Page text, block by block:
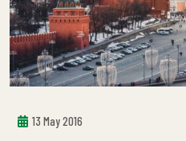
13 May 2016